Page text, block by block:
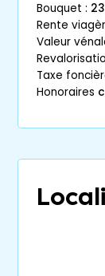
bouquet :
rente
valeur
taxe
honoraires